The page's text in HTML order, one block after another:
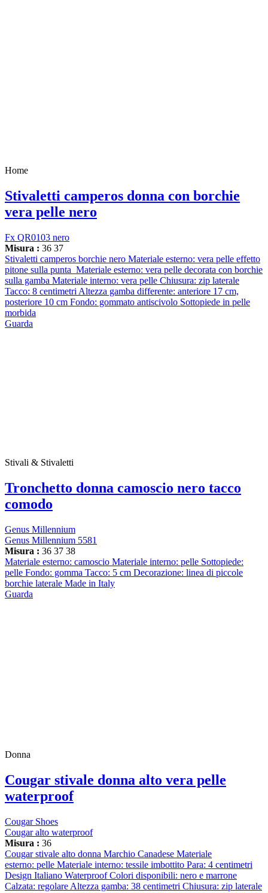
Home
Stivaletti camperos donna con borchie
vera pelle nero
Fx QR0103 nero
Misura : 36 37
Stivaletti camperos borchie nero Materiale esterno: vera pelle effetto
pitone sulla punta Materiale esterno: vera pelle decorata con borchie
sulla gamba Materiale interno: vera pelle Chiusura: zip laterale
Tacco: 8 centimetri Altezza gamba differente: anteriore 17 cm,
posteriore 10 cm Fondo: gommato antiscivolo Sottopiede in pelle
morbida
Guarda
Stivali & Stivaletti
Tronchetto donna camoscio nero tacco
comodo
Genus Millennium
Genus Millennium 5581
Misura : 36 37 38
Materiale esterno: camoscio Materiale interno: pelle Sottopiede:
pelle Fondo: gomma Tacco: 5 cm Decorazione: linea di piccole
borchie laterale Made in Italy
Guarda
Donna
Cougar stivale donna alto vera pelle
waterproof
Cougar Shoes
Cougar alto waterproof
Misura : 36
Cougar stivale alto donna Marchio Canadese Materiale
esterno: pelle Materiale interno: tessile imbottito Para: 4 centimetri
Design Italiano Waterproof Colori disponibili: nero e marrone
Calzata: regolare Altezza gamba: 38 centimetri Chiusura: zip laterale